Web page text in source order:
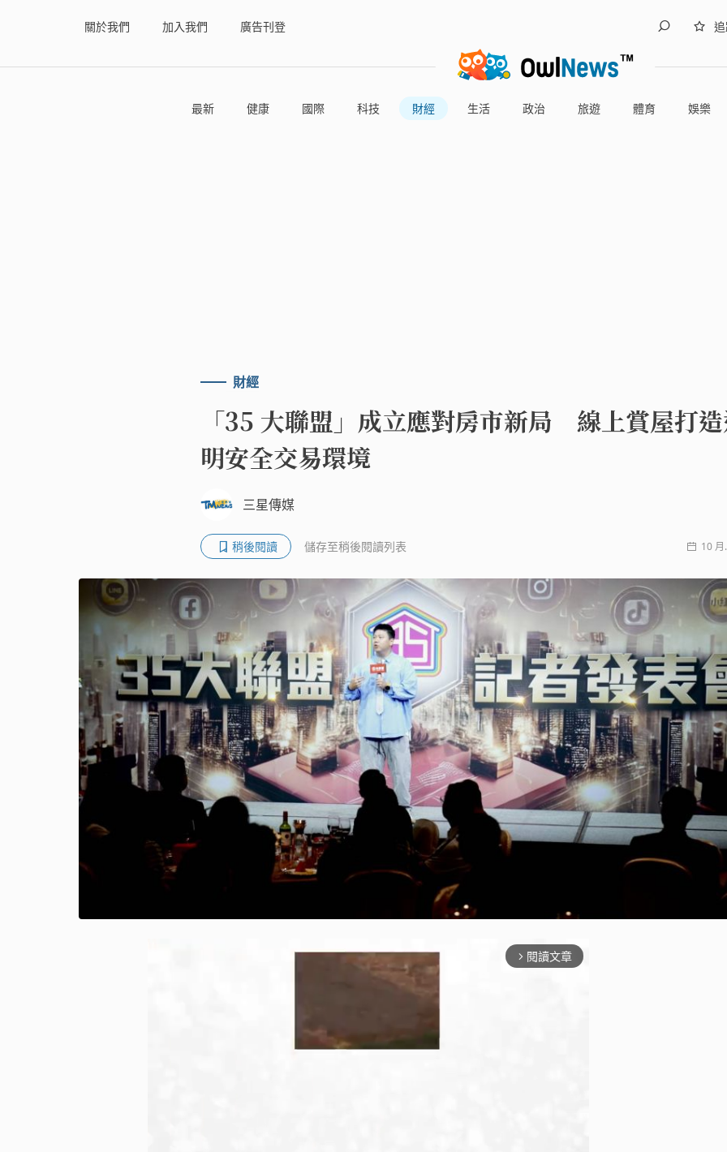
關於我們 加入我們 廣告刊登
最新 健康 國際 科技 財經 生活 政治 旅遊 體育 娛樂
財經
「35 大聯盟」成立應對房市新局 線上賞屋打
明安全交易環境
三星傳媒
稍後閱讀 儲存至稍後閱讀列表 10
arrow_forward_ios 閱讀文章